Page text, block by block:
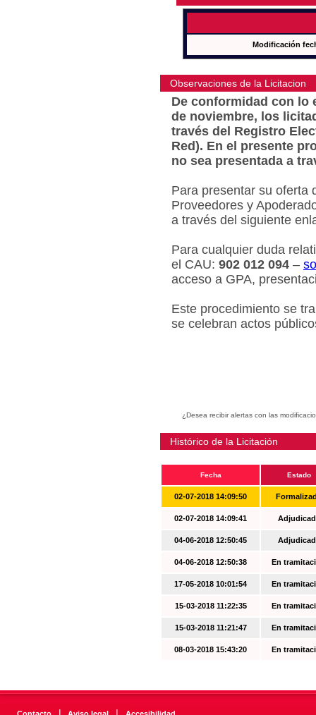
Modificación
Observaciones de la Licitacion
De conformidad con lo
de noviembre, los
través del Registro
Red). En el presente
no sea presentada a
Para presentar su oferta
Proveedores y
a través del siguiente
Para cualquier duda
el CAU: 902 012 094 –
acceso a GPA,
Este procedimiento se
se celebran actos
¿Desea recibir alertas con las
Histórico de la Licitación
Fecha Estado
02-07-2018 14:09:50
02-07-2018 14:09:41
04-06-2018 12:50:45
04-06-2018 12:50:38 En
17-05-2018 10:01:54 En
15-03-2018 11:22:35 En
15-03-2018 11:21:47 En
08-03-2018 15:43:20 En